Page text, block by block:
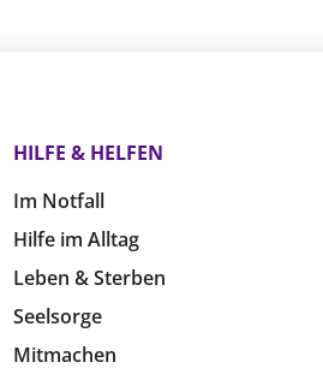
HILFE & HELFEN
Im Notfall
Hilfe im Alltag
Leben & Sterben
Seelsorge
Mitmachen